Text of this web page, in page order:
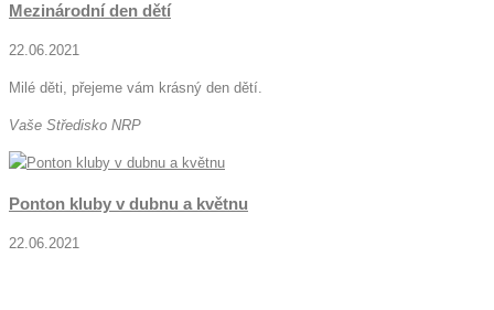
Mezinárodní den dětí
22.06.2021
Milé děti, přejeme vám krásný den dětí.
Vaše Středisko NRP
Ponton kluby v dubnu a květnu
22.06.2021